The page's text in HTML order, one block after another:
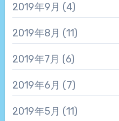
2019年9月 (4)
2019年8月 (11)
2019年7月 (6)
2019年6月 (7)
2019年5月 (11)